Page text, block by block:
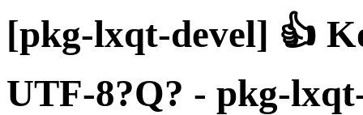
[pkg-lxqt-devel] 👍
UTF-8?Q? - pkg-